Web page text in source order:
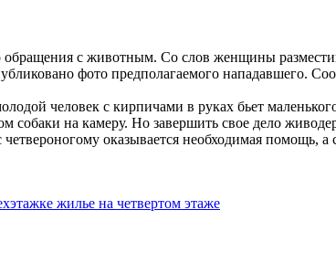
с животным. Со слов женщины
фото предполагаемого нападавшего.
человек с кирпичами в руках бьет
на камеру. Но завершить свое дело
оказывается необходимая помощь,
жилье на четвертом этаже